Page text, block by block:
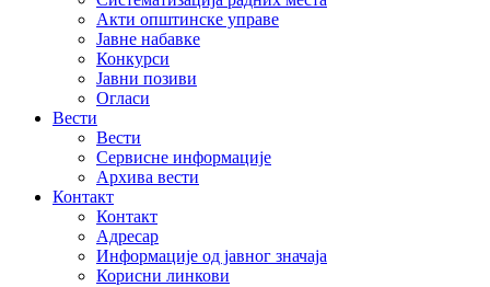
Акти општинске управе
Јавне набавке
Конкурси
Јавни позиви
Огласи
Вести
Вести
Сервисне информације
Архива вести
Контакт
Контакт
Адресар
Информације од јавног значаја
Корисни линкови